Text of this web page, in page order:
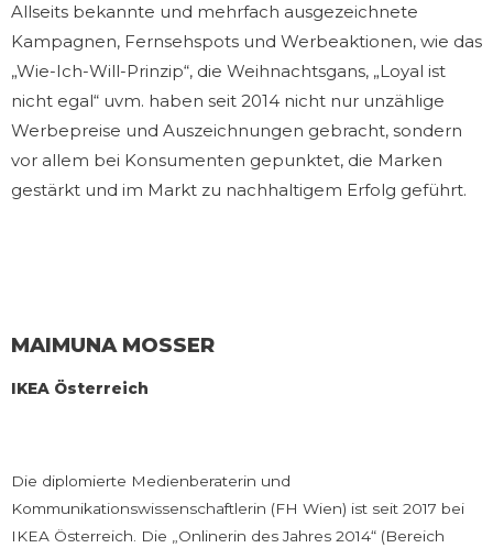
Allseits bekannte und mehrfach ausgezeichnete
Kampagnen, Fernsehspots und Werbeaktionen, wie das
„Wie-Ich-Will-Prinzip“, die Weihnachtsgans, „Loyal ist
nicht egal“ uvm. haben seit 2014 nicht nur unzählige
Werbepreise und Auszeichnungen gebracht, sondern
vor allem bei Konsumenten gepunktet, die Marken
gestärkt und im Markt zu nachhaltigem Erfolg geführt.
MAIMUNA MOSSER
IKEA Österreich
Die diplomierte Medienberaterin und
Kommunikationswissenschaftlerin (FH Wien) ist seit 2017 bei
IKEA Österreich. Die „Onlinerin des Jahres 2014“ (Bereich